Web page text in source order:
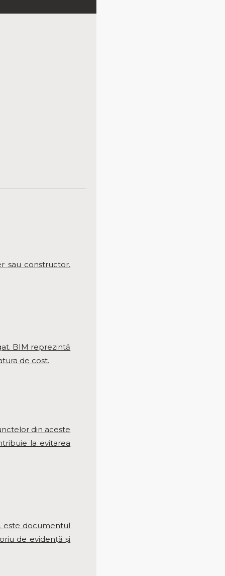
sau constructor.
BIM reprezintă
de cost.
din aceste
la evitarea
este documentul
de evidenţă şi